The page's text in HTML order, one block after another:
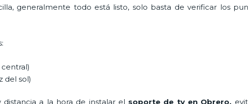
generalmente todo está listo, solo basta de verificar los
del sol)
a la hora de instalar el soporte de tv en Obrero,